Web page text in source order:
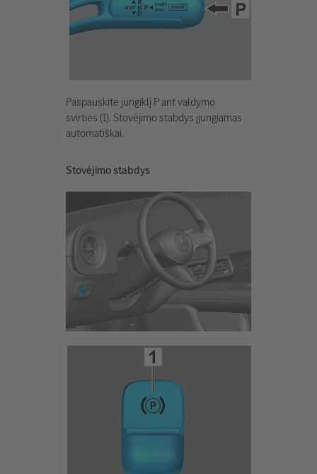
Paspauskite jungiklį P ant valdymo
svirties (1). Stovėjimo stabdys įjungiamas
automatiškai.
Stovėjimo stabdys